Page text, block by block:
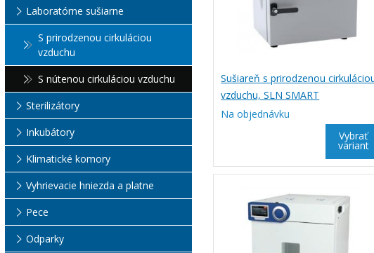
Sušiareň s prirodzenou
vzduchu, SLN SMART
Na objednávku
Vybrať
variant
Laboratórne sušiarne
S prirodzenou cirkuláciou
vzduchu
S nútenou cirkuláciou vzduchu
Sterilizátory
Inkubátory
Klimatické komory
Vyhrievacie hniezda a platne
Pece
Odparky